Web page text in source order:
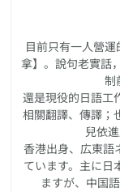
目前只有一人營
拿】。說句老實話
制
還是現役的日語工
相關翻譯、傳譯；
兒依
香港出身、広東語
ています。主に日
ますが、中国